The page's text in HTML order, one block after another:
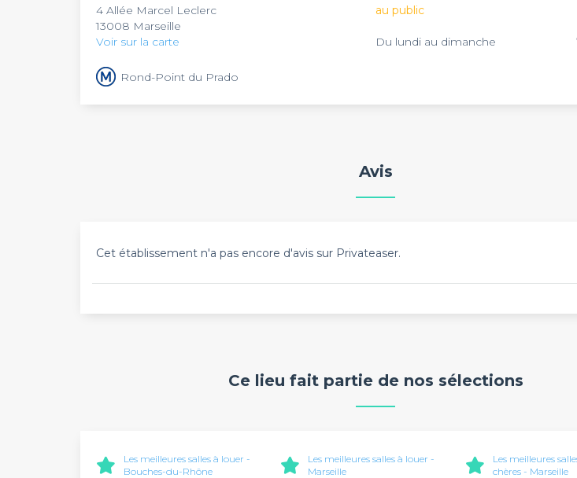
4 Allée Marcel Leclerc
13008 Marseille
Voir sur la carte
Rond-Point du Prado
au public
Du lundi au dimanche
Avis
Cet établissement n'a pas encore d'avis sur Privateaser.
Ce lieu fait partie de nos sélections
Les meilleures salles à louer -
Bouches-du-Rhône
Les meilleures salles à louer -
Marseille
Les meilleures
chères - Marseille